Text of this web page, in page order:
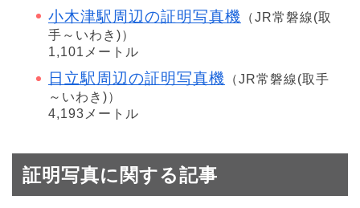
小木津駅周辺の証明写真機
（JR常磐線(取
手～いわき)）
1,101メートル
日立駅周辺の証明写真機
（JR常磐線(取手
～いわき)）
4,193メートル
証明写真に関する記事